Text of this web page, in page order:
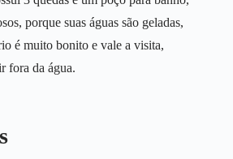
porque suas águas são geladas,
é muito bonito e vale a visita,
fora da água.